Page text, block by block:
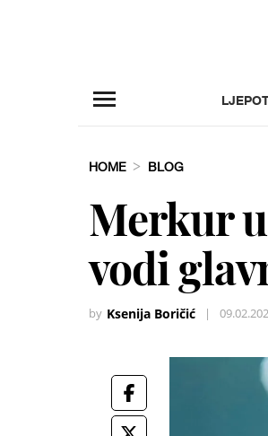
HOME BLOG
Merkur
vodi
by Ksenija Boričić |